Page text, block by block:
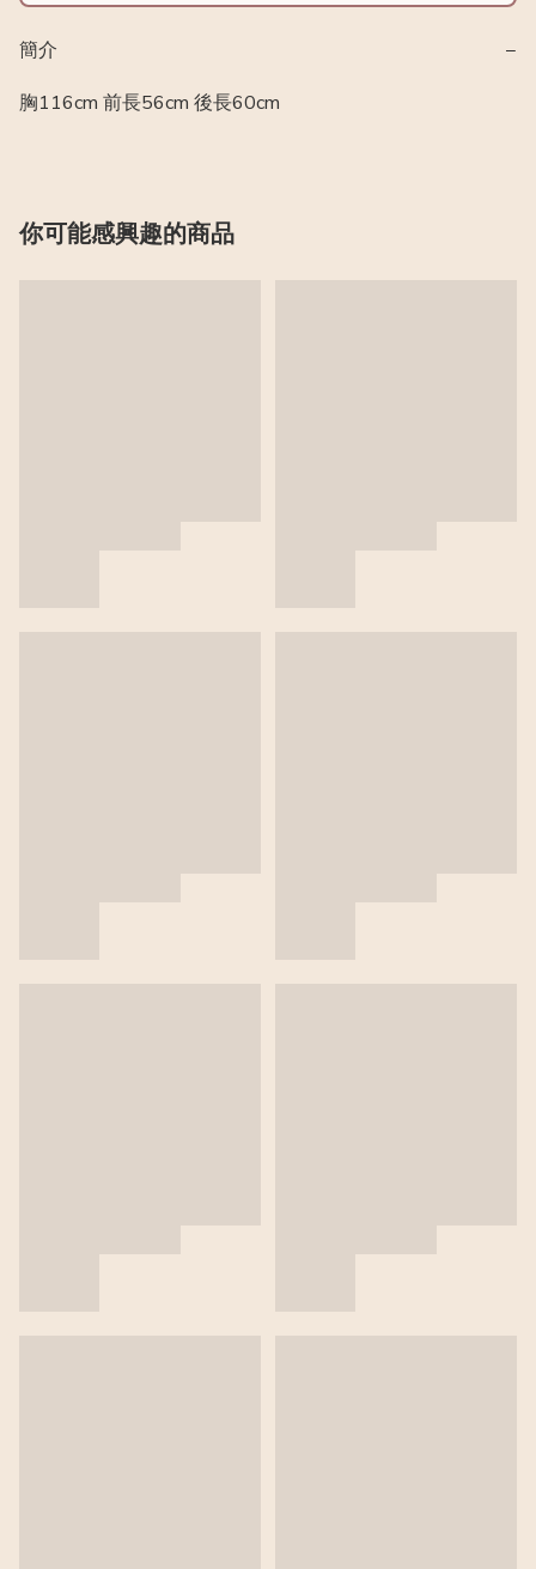
簡介
−
胸116cm 前長56cm 後長60cm
你可能感興趣的商品